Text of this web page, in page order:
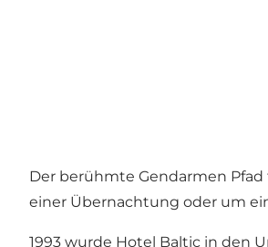
Der berühmte Gendarmen
einer Übernachtung oder um
1993 wurde Hotel Baltic in den